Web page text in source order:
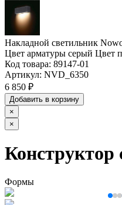
Накладной светильник
Цвет арматуры серый Цвет
Код товара: 89147-01
Артикул: NVD_6350
6 850 ₽
Добавить в корзину
×
×
Конструктор
Формы